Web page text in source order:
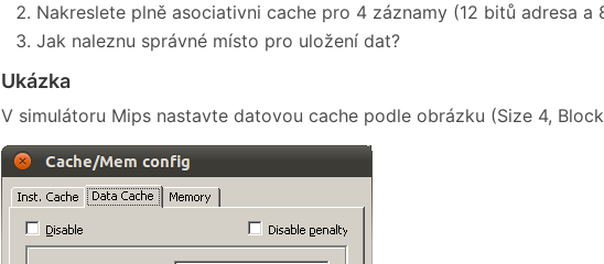
Nakreslete plně asociativni cache pro 4 záznamy (12 bitů adresa a
Jak naleznu správné místo pro uložení dat?
Ukázka
V simulátoru Mips nastavte datovou cache podle obrázku (Size 4,